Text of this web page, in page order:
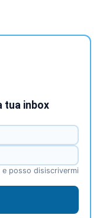
tua inbox
posso disiscrivermi